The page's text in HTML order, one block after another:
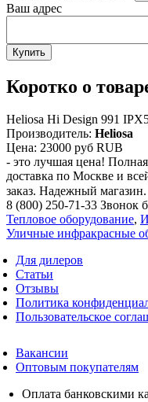
Ваш адрес
Коротко о
Heliosa Hi Design 991
Производитель: Heliosa
Цена: 23000 руб RUB
- это лучшая цена!
доставка по Москве и
заказ. Надежный
8 (800) 250-71-33 Звонок
Тепловое оборудование,
Уличные инфракрасные
Для дилеров
Статьи
Отзывы
Политика
Пользовательское
Вакансии
Оптовым покупателям
Оплата банковскими